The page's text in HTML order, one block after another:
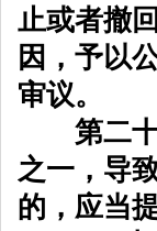
止或者撤
因，予以
审议。
第二十
之一，导
的，应当